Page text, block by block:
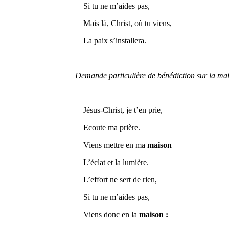
Si tu ne m’aides pas,
Mais là, Christ, où tu viens,
La paix s’installera.
Demande particulière de bénédiction sur la
Jésus-Christ, je t’en prie,
Ecoute ma prière.
Viens mettre en mamaison
L’éclat et la lumière.
L’effort ne sert de rien,
Si tu ne m’aides pas,
Viens donc en lamaison :